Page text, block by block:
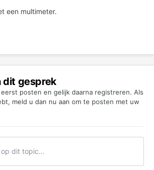
een multimeter.
dit gesprek
posten en gelijk daarna registreren. Als
meld u dan nu aan om te posten met uw
op dit topic...